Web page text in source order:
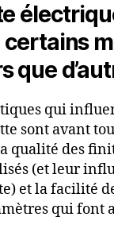
que
qui
sont avant
qualité des
(et leur
et la facilité
qui font